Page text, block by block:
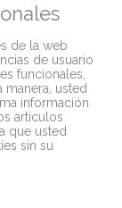
de la web
de usuario
funcionales,
manera, usted
información
artículos
que usted
sin su